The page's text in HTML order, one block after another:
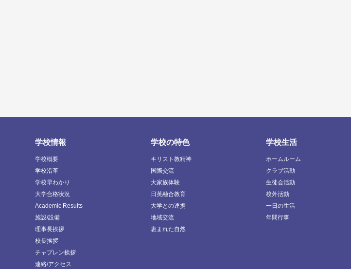
学校情報
学校概要
学校沿革
学校早わかり
大学合格状況
Academic Results
施設/設備
理事長挨拶
校長挨拶
チャプレン挨拶
連絡/アクセス
学校の特色
キリスト教精神
国際交流
大家族体験
日英融合教育
大学との連携
地域交流
恵まれた自然
学校生活
ホームルーム
クラブ活動
生徒会活動
校外活動
一日の生活
年間行事